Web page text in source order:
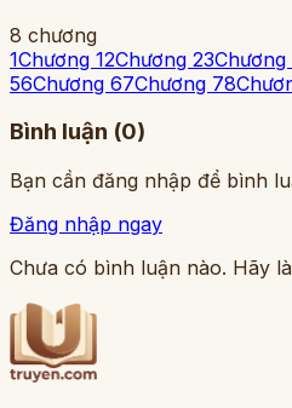
8 chương
1Chương 12Chương 23Chương
56Chương 67Chương 78
Bình luận (0)
Bạn cần đăng nhập để bình
Đăng nhập ngay
Chưa có bình luận nào. Hãy